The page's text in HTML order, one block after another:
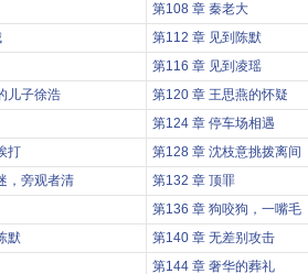
第108 章 秦老大
第112 章 见到陈默
第116 章 见到凌瑶
儿子徐浩
第120 章 王思燕的怀疑
第124 章 停车场相遇
打
第128 章 沈枝意挑拨离间
，旁观者清
第132 章 顶罪
第136 章 狗咬狗，一嘴毛
默
第140 章 无差别攻击
第144 章 奢华的葬礼